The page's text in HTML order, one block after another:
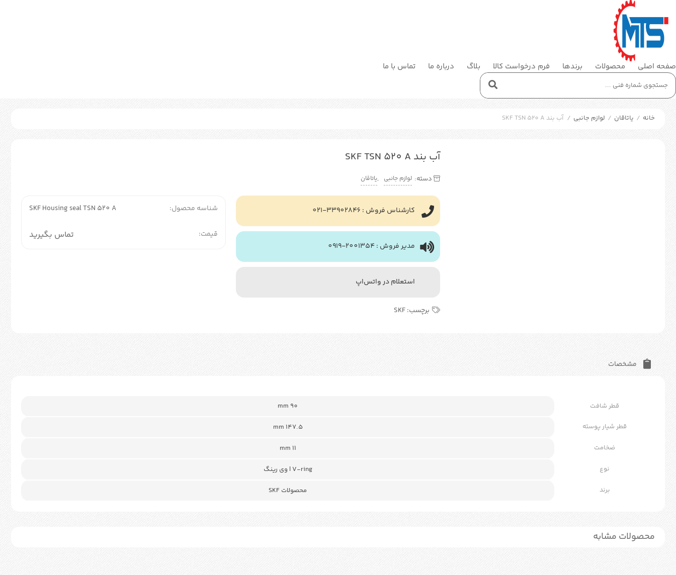
صفحه اصلی محصولات برندها فرم درخواست کالا بلاگ درباره ما تماس با ما
خانه / یاتاقان / لوازم جانبی / آب بند SKF TSN 520 A
آب بند SKF TSN 520 A
دسته: لوازم جانبی ,یاتاقان
کارشناس فروش : 33902846-021
مدیر فروش : 2001354-0919
استعلام در واتس‌اپ
برچسب:SKF
شناسه محصول: SKF Housing seal TSN 520 A
قیمت: تماس بگیرید
مشخصات
قطر شافت 90 mm
قطر شیار پوسته 147.5 mm
ضخامت 11 mm
نوع V-ring | وی رینگ
برند محصولات SKF
محصولات مشابه